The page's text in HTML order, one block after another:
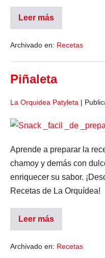
Leer más
Archivado en: Recetas
Piñaleta
La Orquidea Patyleta |
Aprende a preparar la
chamoy y demás con
enriquecer su sabor.
Recetas de La Orquídea!
Leer más
Archivado en: Recetas